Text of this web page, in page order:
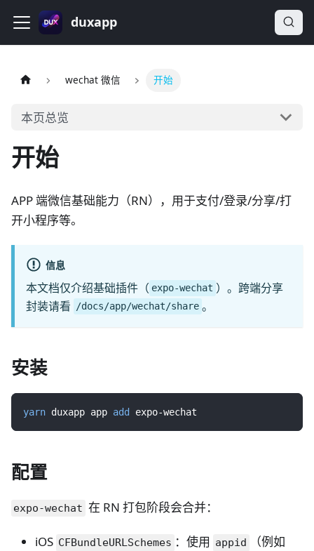
duxapp
wechat 微信 开始
本页总览
开始
APP 端微信基础能力（RN），用于支付/登录/分享/打
开小程序等。
信息
本文档仅介绍基础插件（ expo-wechat ）。跨端分享
封装请看 /docs/app/wechat/share 。
安装
yarn duxapp app add expo-wechat
配置
expo-wechat 在 RN 打包阶段会合并：
iOS CFBundleURLSchemes ：使用 appid （例如